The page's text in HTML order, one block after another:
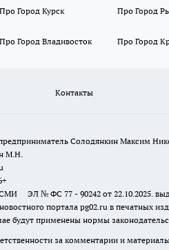
Про Город Курск Про Город
Про Город Владивосток Про Город
Контакты
Солодянкин Максим
М.Н.
СМИ ЭЛ № ФС 77 - 90242 от 22.10.2025.
портала pg02.ru в печатных
будут применены нормы
за комментарии и